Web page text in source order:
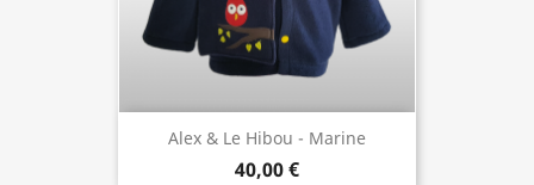
Alex & Le Hibou - Marine
40,00 €